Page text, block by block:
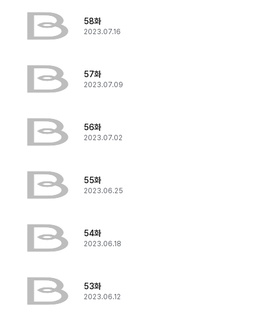
58화
2023.07.16
57화
2023.07.09
56화
2023.07.02
55화
2023.06.25
54화
2023.06.18
53화
2023.06.12